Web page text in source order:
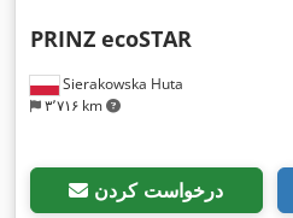
Sierakowska Huta
۳٬۷۱۶ km
PRINZ ecoSTAR
درخواست کردن